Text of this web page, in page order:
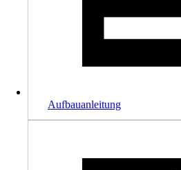
Aufbauanleitung